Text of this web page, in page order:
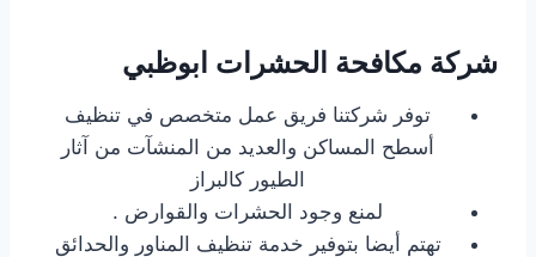
شركة مكافحة الحشرات ابوظبي
توفر شركتنا فريق عمل متخصص في تنظيف
أسطح المساكن والعديد من المنشآت من آثار
الطيور كالبراز
لمنع وجود الحشرات والقوارض .
تهتم أيضا بتوفير خدمة تنظيف المناور والحدائق